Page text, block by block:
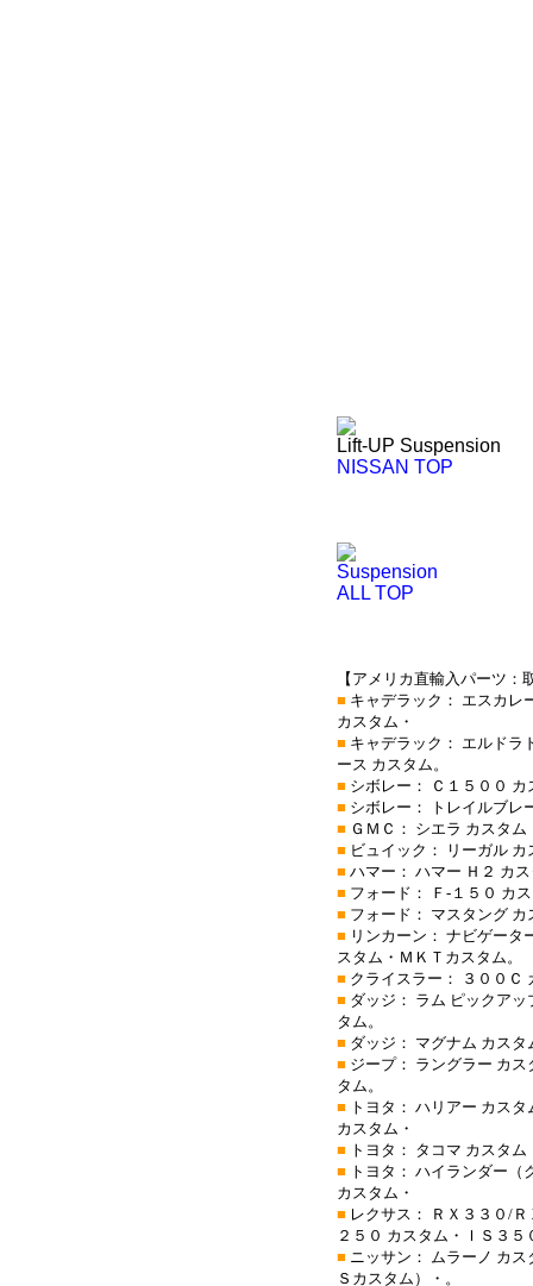
Lift-UP Suspension
NISSAN TOP
Suspension
ALL TOP
【アメリカ直輸入パーツ：
■ キャデラック： エスカレ
カスタム・
■ キャデラック： エルドラ
ース カスタム。
■ シボレー： Ｃ１５００
■ シボレー： トレイルブレ
■ ＧＭＣ： シエラ カスタ
■ ビュイック： リーガル
■ ハマー： ハマー Ｈ２ カ
■ フォード： Ｆ-１５０ カ
■ フォード： マスタング
■ リンカーン： ナビゲータ
スタム・ＭＫＴカスタム。
■ クライスラー： ３００Ｃ
■ ダッジ： ラム ピックア
タム。
■ ダッジ： マグナム カス
■ ジープ： ラングラー カ
タム。
■ トヨタ： ハリアー カス
カスタム・
■ トヨタ： タコマ カスタ
■ トヨタ： ハイランダー
カスタム・
■ レクサス： ＲＸ３３０/
２５０ カスタム・ＩＳ３５
■ ニッサン： ムラーノ カ
Ｓカスタム）・。